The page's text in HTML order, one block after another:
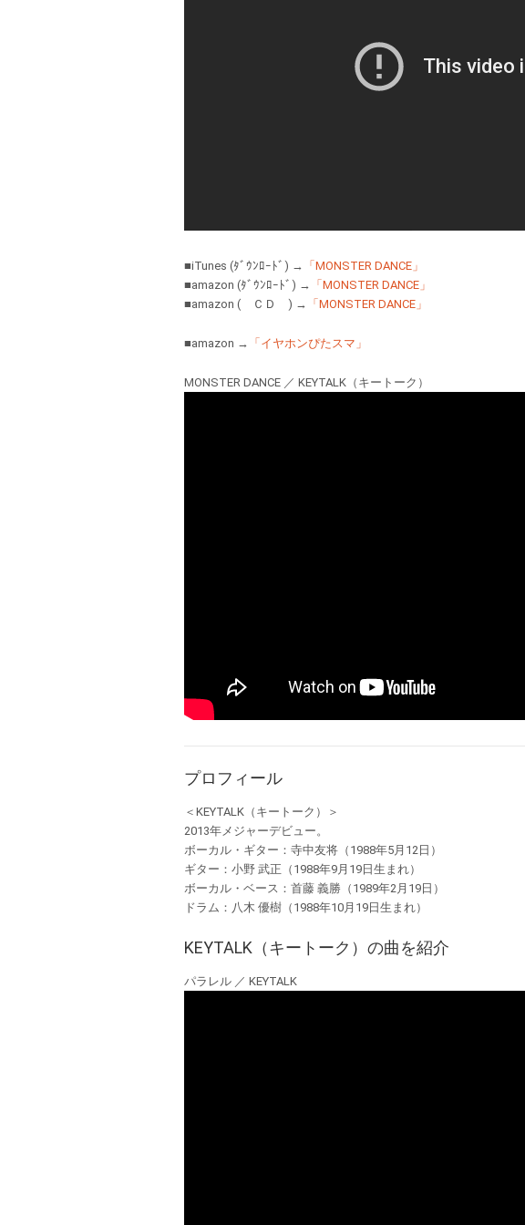
■iTunes (ﾀﾞｳﾝﾛｰﾄﾞ) → 「MONSTER DANCE」
■amazon (ﾀﾞｳﾝﾛｰﾄﾞ) → 「MONSTER DANCE」
■amazon ( ＣＤ ) → 「MONSTER DANCE」
■amazon → 「イヤホンぴたスマ」
MONSTER DANCE ／ KEYTALK（キートーク）
プロフィール
＜KEYTALK（キートーク）＞
2013年メジャーデビュー。
ボーカル・ギター：寺中友将（1988年5月12日）
ギター：小野 武正（1988年9月19日生まれ）
ボーカル・ベース：首藤 義勝（1989年2月19日）
ドラム：八木 優樹（1988年10月19日生まれ）
KEYTALK（キートーク）の曲を紹介
パラレル ／ KEYTALK